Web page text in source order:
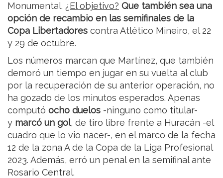
Monumental. ¿El objetivo? Que también sea una
opción de recambio en las semifinales de la
Copa Libertadores contra Atlético Mineiro, el 22
y 29 de octubre.
Los números marcan que Martínez, que también
demoró un tiempo en jugar en su vuelta al club
por la recuperación de su anterior operación, no
ha gozado de los minutos esperados. Apenas
computó ocho duelos -ninguno como titular-
y marcó un gol, de tiro libre frente a Huracán -el
cuadro que lo vio nacer-, en el marco de la fecha
12 de la zona A de la Copa de la Liga Profesional
2023. Además, erró un penal en la semifinal ante
Rosario Central.